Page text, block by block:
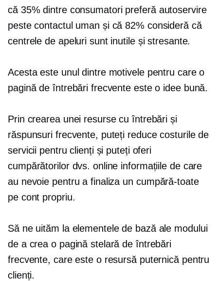
că 35% dintre consumatori preferă autoservire
peste contactul uman și că 82% consideră că
centrele de apeluri sunt inutile și stresante.
Acesta este unul dintre motivele pentru care o
pagină de întrebări frecvente este o idee bună.
Prin crearea unei resurse cu întrebări și
răspunsuri frecvente, puteți reduce costurile de
servicii pentru clienți și puteți oferi
cumpărătorilor dvs. online informațiile de care
au nevoie pentru a finaliza un cumpără-toate
pe cont propriu.
Să ne uităm la elementele de bază ale modului
de a crea o pagină stelară de întrebări
frecvente, care este o resursă puternică pentru
clienți.